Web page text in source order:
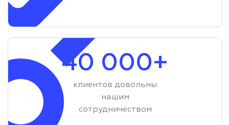
40 000+
клиентов довольны
нашим
сотрудничеством